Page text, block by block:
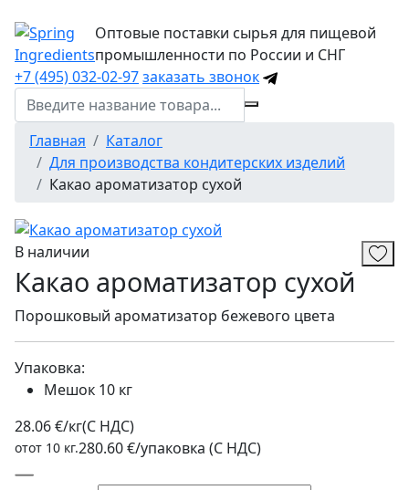
Оптовые поставки сырья для пищевой
промышленности по России и СНГ
+7 (495) 032-02-97заказать звонок
Главная
Каталог
Для производства кондитерских изделий
Какао ароматизатор сухой
В наличии
Какао ароматизатор сухой
Порошковый ароматизатор бежевого цвета
Упаковка:
Мешок 10 кг
28.06 €/кг(C НДС)
отот 10 кг.280.60 €/упаковка (С НДС)